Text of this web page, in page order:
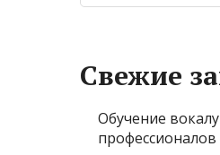
Свежие
Обучение